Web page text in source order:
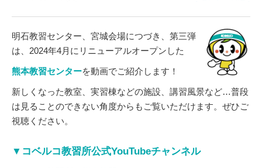
明石教習センター、宮城会場につづき、第三弾
は、2024年4月にリニューアルオープンした
熊本教習センターを動画でご紹介します！
新しくなった教室、実習棟などの施設、講習風景など…普段
は見ることのできない角度からもご覧いただけます。ぜひご
視聴ください。
▼コベルコ教習所公式YouTubeチャンネル